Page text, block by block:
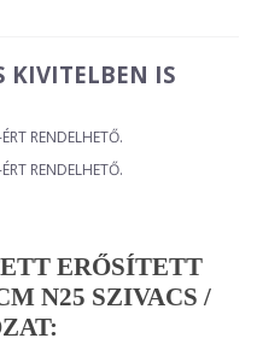
KIVITELBEN IS
RENDELHETŐ.
RENDELHETŐ.
ERŐSÍTETT
N25 SZIVACS /